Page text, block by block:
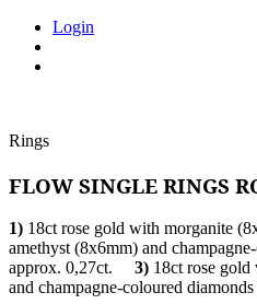
Login
Rings
FLOW SINGLE RINGS
1) 18ct rose gold with morganite
amethyst (8x6mm) and
approx. 0,27ct. 3) 18ct rose
and champagne-coloured